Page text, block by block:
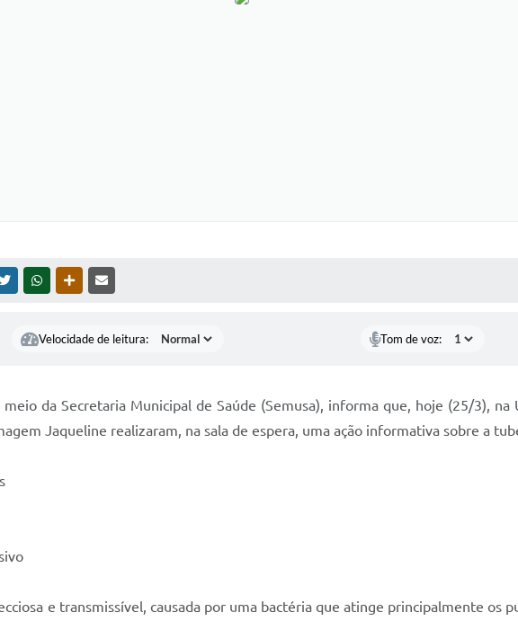
TWITTERWHATSAPPOUTRAS MÍDIAS
Velocidade de leitura: Tom de voz:
da Secretaria Municipal de Saúde (Semusa), informa que, hoje (25/3), na
Jaqueline realizaram, na sala de espera, uma ação informativa sobre a
e transmissível, causada por uma bactéria que atinge principalmente os